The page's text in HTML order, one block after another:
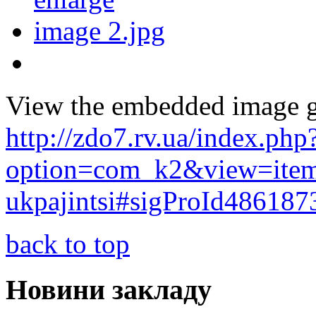
View the embedded image
http://zdo7.rv.ua/
back to top
Новини закладу